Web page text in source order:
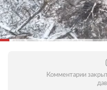
Комментарии